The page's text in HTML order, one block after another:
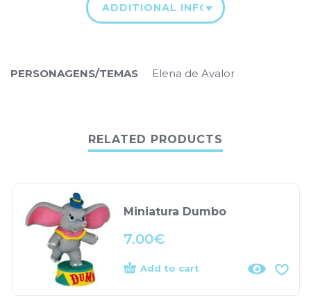
ADDITIONAL INFORMATION
PERSONAGENS/TEMAS Elena de Avalor
RELATED PRODUCTS
Miniatura Dumbo
7.00€
Add to cart